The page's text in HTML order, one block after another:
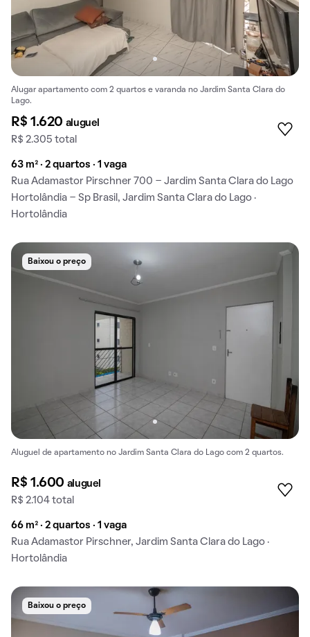
Alugar apartamento com 2 quartos e varanda no Jardim Santa Clara do
Lago.
R$ 1.620 aluguel
R$ 2.305 total
63 m² · 2 quartos · 1 vaga
Rua Adamastor Pirschner 700 - Jardim Santa Clara do Lago
Hortolândia - Sp Brasil, Jardim Santa Clara do Lago ·
Hortolândia
Baixou o preço
Aluguel de apartamento no Jardim Santa Clara do Lago com 2 quartos.
R$ 1.600 aluguel
R$ 2.104 total
66 m² · 2 quartos · 1 vaga
Rua Adamastor Pirschner, Jardim Santa Clara do Lago ·
Hortolândia
Baixou o preço